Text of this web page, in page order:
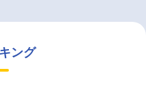
ング